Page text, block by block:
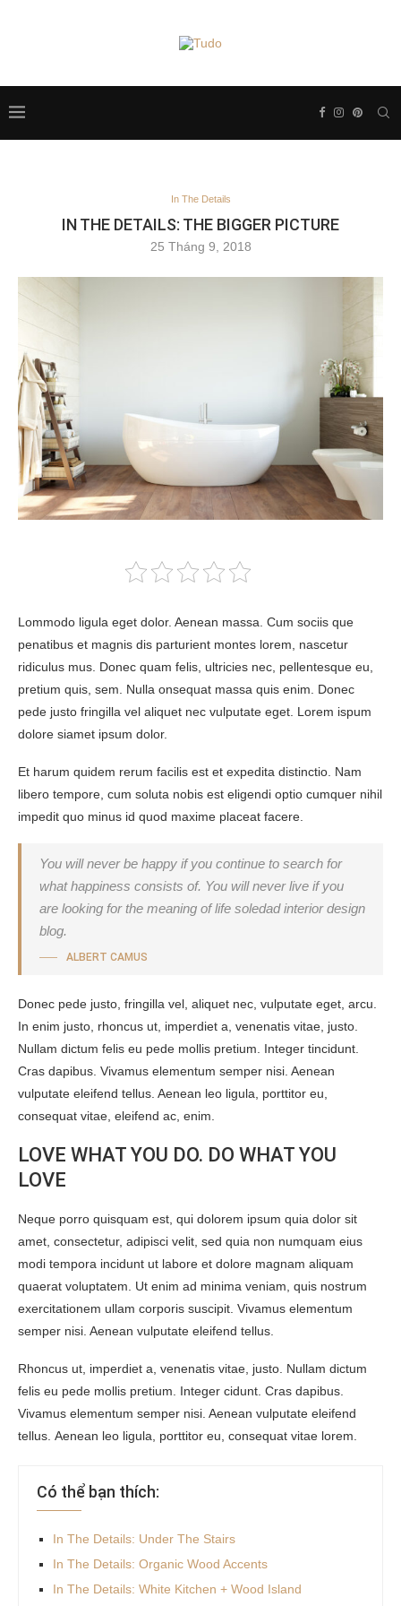
In The Details
IN THE DETAILS: THE BIGGER PICTURE
25 Tháng 9, 2018
Lommodo ligula eget dolor. Aenean massa. Cum sociis que
penatibus et magnis dis parturient montes lorem, nascetur
ridiculus mus. Donec quam felis, ultricies nec, pellentesque eu,
pretium quis, sem. Nulla onsequat massa quis enim. Donec
pede justo fringilla vel aliquet nec vulputate eget. Lorem ispum
dolore siamet ipsum dolor.
Et harum quidem rerum facilis est et expedita distinctio. Nam
libero tempore, cum soluta nobis est eligendi optio cumquer nihil
impedit quo minus id quod maxime placeat facere.
You will never be happy if you continue to search for
what happiness consists of. You will never live if you
are looking for the meaning of life soledad interior design
blog.
ALBERT CAMUS
Donec pede justo, fringilla vel, aliquet nec, vulputate eget, arcu.
In enim justo, rhoncus ut, imperdiet a, venenatis vitae, justo.
Nullam dictum felis eu pede mollis pretium. Integer tincidunt.
Cras dapibus. Vivamus elementum semper nisi. Aenean
vulputate eleifend tellus. Aenean leo ligula, porttitor eu,
consequat vitae, eleifend ac, enim.
LOVE WHAT YOU DO. DO WHAT YOU
LOVE
Neque porro quisquam est, qui dolorem ipsum quia dolor sit
amet, consectetur, adipisci velit, sed quia non numquam eius
modi tempora incidunt ut labore et dolore magnam aliquam
quaerat voluptatem. Ut enim ad minima veniam, quis nostrum
exercitationem ullam corporis suscipit. Vivamus elementum
semper nisi. Aenean vulputate eleifend tellus.
Rhoncus ut, imperdiet a, venenatis vitae, justo. Nullam dictum
felis eu pede mollis pretium. Integer cidunt. Cras dapibus.
Vivamus elementum semper nisi. Aenean vulputate eleifend
tellus. Aenean leo ligula, porttitor eu, consequat vitae lorem.
Có thể bạn thích:
In The Details: Under The Stairs
In The Details: Organic Wood Accents
In The Details: White Kitchen + Wood Island